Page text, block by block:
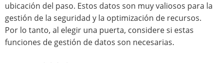
ubicación del paso. Estos datos son muy valiosos para la
gestión de la seguridad y la optimización de recursos.
Por lo tanto, al elegir una puerta, considere si estas
funciones de gestión de datos son necesarias.